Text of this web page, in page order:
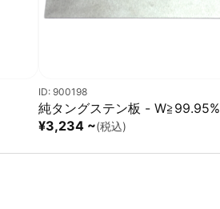
ID: 900198
純タングステン板 - W≧99.95%
¥3,234 ~(税込)